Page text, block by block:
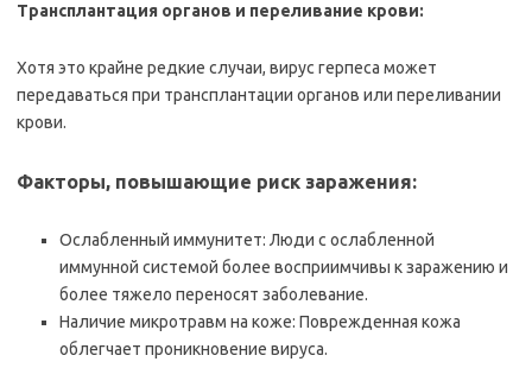
Трансплантация органов и переливание крови:
Хотя это крайне редкие случаи, вирус герпеса может
передаваться при трансплантации органов или переливании
крови.
Факторы, повышающие риск заражения:
Ослабленный иммунитет: Люди с ослабленной
иммунной системой более восприимчивы к заражению и
более тяжело переносят заболевание.
Наличие микротравм на коже: Поврежденная кожа
облегчает проникновение вируса.